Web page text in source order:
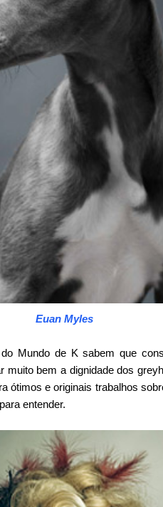
Euan Myles
Mundo de K sabem que
muito bem a dignidade dos
ótimos e originais trabalhos
para entender.